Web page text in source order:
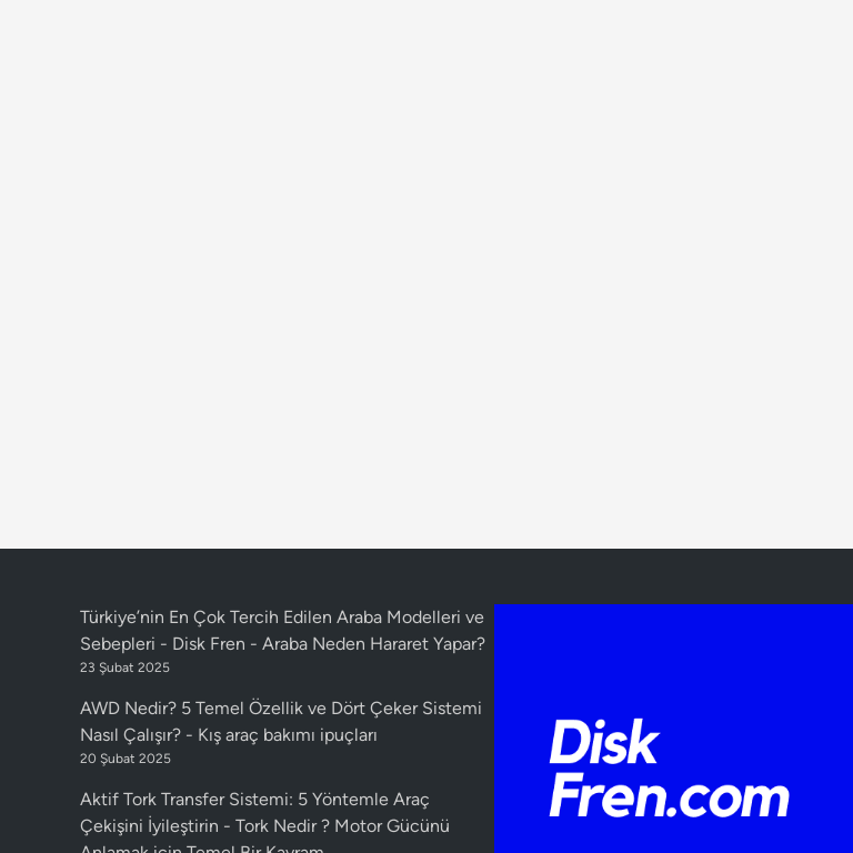
Türkiye’nin En Çok Tercih Edilen Araba Modelleri ve
Sebepleri - Disk Fren - Araba Neden Hararet Yapar?
23 Şubat 2025
AWD Nedir? 5 Temel Özellik ve Dört Çeker Sistemi
Nasıl Çalışır? - Kış araç bakımı ipuçları
20 Şubat 2025
Aktif Tork Transfer Sistemi: 5 Yöntemle Araç
Çekişini İyileştirin - Tork Nedir ? Motor Gücünü